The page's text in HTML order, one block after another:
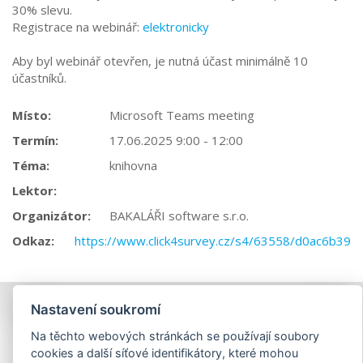
30% slevu.
Registrace na webinář: elektronicky
Aby byl webinář otevřen, je nutná účast minimálně 10
účastníků.
Místo:
Microsoft Teams meeting
Termín:
17.06.2025 9:00 - 12:00
Téma:
knihovna
Lektor:
Organizátor:
BAKALÁŘI software s.r.o.
Odkaz:
https://www.click4survey.cz/s4/63558/d0ac6b39
Nastavení soukromí
Na těchto webových stránkách se používají soubory
cookies a další síťové identifikátory, které mohou